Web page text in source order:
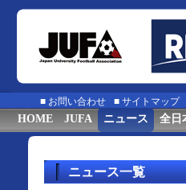
■ お問い合わせ ■ サイトマップ
HOME JUFA ニュース 全日
ニュース一覧